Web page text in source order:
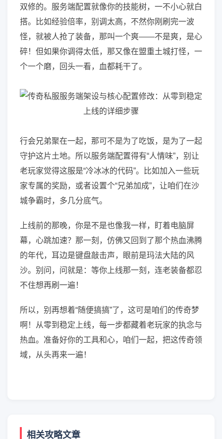
双修的。服务端配置就像你的技能树，一不小心就白
搭。比如经验倍率，别调太高，不然你刚刷完一波
怪，就被人抢了装备，那叫一个爽——不是爽，是心
碎！但如果你调得太低，那又像在盟重土城打怪，一
个一个磨，回头一看，血都耗干了。
行会兄弟聚在一起，那可不是为了吃饭，是为了一起
守护这片土地。所以服务端配置得有“人情味”，别让
老玩家觉得这服是“冷冰冰的代码”。比如加入一些玩
家专属的奖励，或者设置个“兄弟加成”，让咱们在沙
城争霸时，多几分底气。
上线前的那晚，你是不是也像我一样，盯着电脑屏
幕，心跳加速？那一刻，仿佛又回到了那个热血沸腾
的年代，耳边是键盘敲击声，眼前是玛法大陆的风
沙。别问，问就是：等你上线那一刻，连老装备都忍
不住想再刷一遍！
所以，别再想着“随便搞搞”了，这可是咱们的传奇梦
啊！从零到稳定上线，每一步都藏着老玩家的执念与
热血。准备好你的工具和心，咱们一起，把这传奇领
域，从头再来一遍！
相关攻略文章